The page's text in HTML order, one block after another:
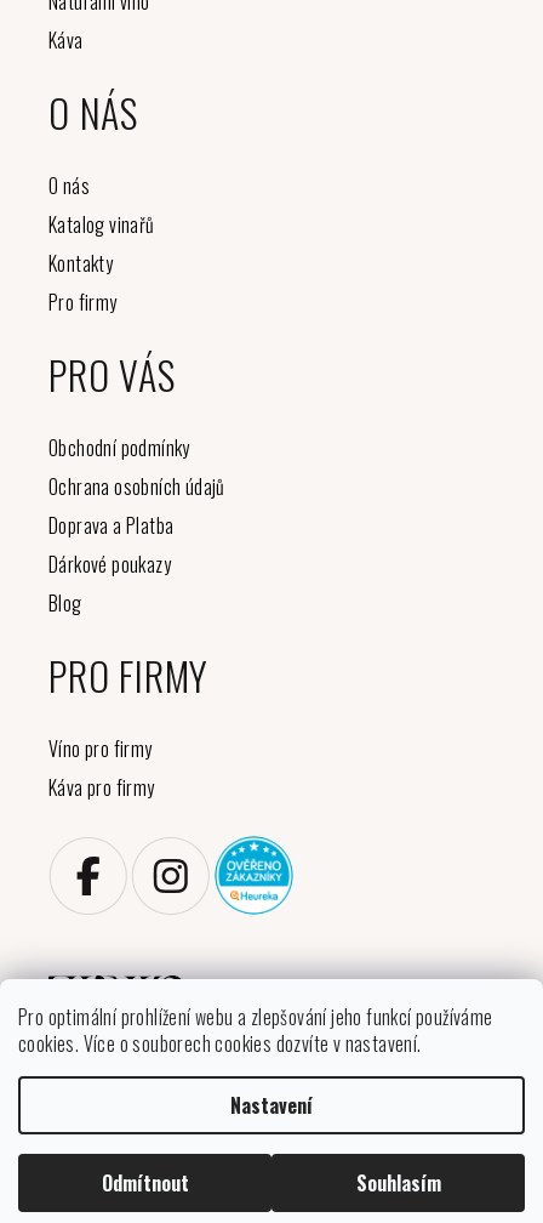
Pro optimální prohlížení webu a zlepšování jeho funkcí používáme
cookies. Více o souborech cookies dozvíte v nastavení.
Nastavení
Odmítnout Souhlasím
Káva
O NÁS
O nás
Katalog vinařů
Kontakty
Pro firmy
PRO VÁS
Obchodní podmínky
Ochrana osobních údajů
Doprava a Platba
Dárkové poukazy
Blog
PRO FIRMY
Víno pro firmy
Káva pro firmy
Copyright 2026VINIKO. Všechna práva vyhrazena.
Upravit nastavení cookies
Vytvořil Shoptet